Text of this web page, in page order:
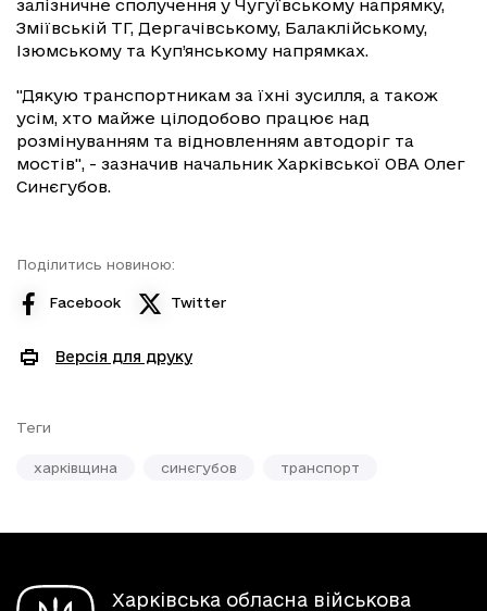
залізничне сполучення у Чугуївському напрямку,
Зміївській ТГ, Дергачівському, Балаклійському,
Ізюмському та Куп’янському напрямках.
"Дякую транспортникам за їхні зусилля, а також
усім, хто майже цілодобово працює над
розмінуванням та відновленням автодоріг та
мостів", - зазначив начальник Харківської ОВА Олег
Синєгубов.
Поділитись новиною:
Facebook Twitter
Версія для друку
Теги
харківщина синєгубов транспорт
Харківська обласна військова